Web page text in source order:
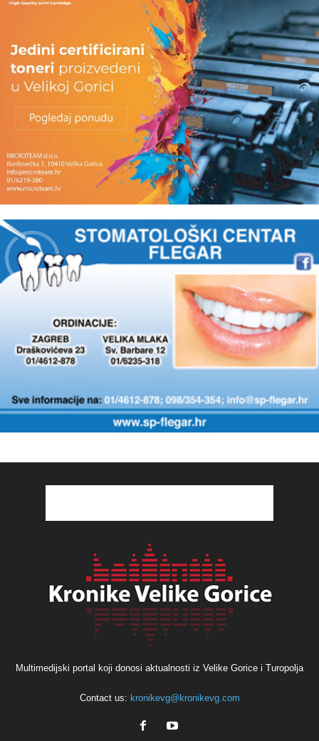
Multimedijski portal koji donosi aktualnosti iz Velike Gorice i Turopolja
Contact us: kronikevg@kronikevg.com